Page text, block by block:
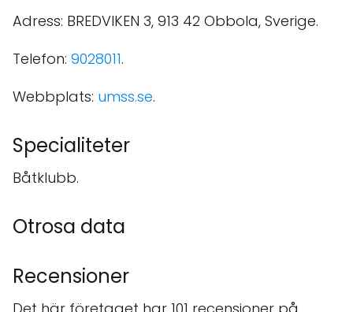
Adress: BREDVIKEN 3, 913 42 Obbola, Sverige.
Telefon: 9028011.
Webbplats: umss.se.
Specialiteter
Båtklubb.
Otrosa data
Recensioner